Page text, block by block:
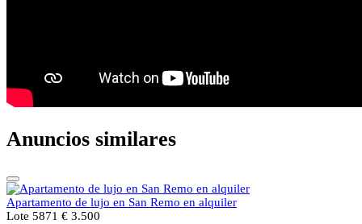
Anuncios similares
Apartamento de lujo en San Remo en alquiler
Lote 5871 € 3.500